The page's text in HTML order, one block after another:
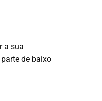
a sua
de baixo